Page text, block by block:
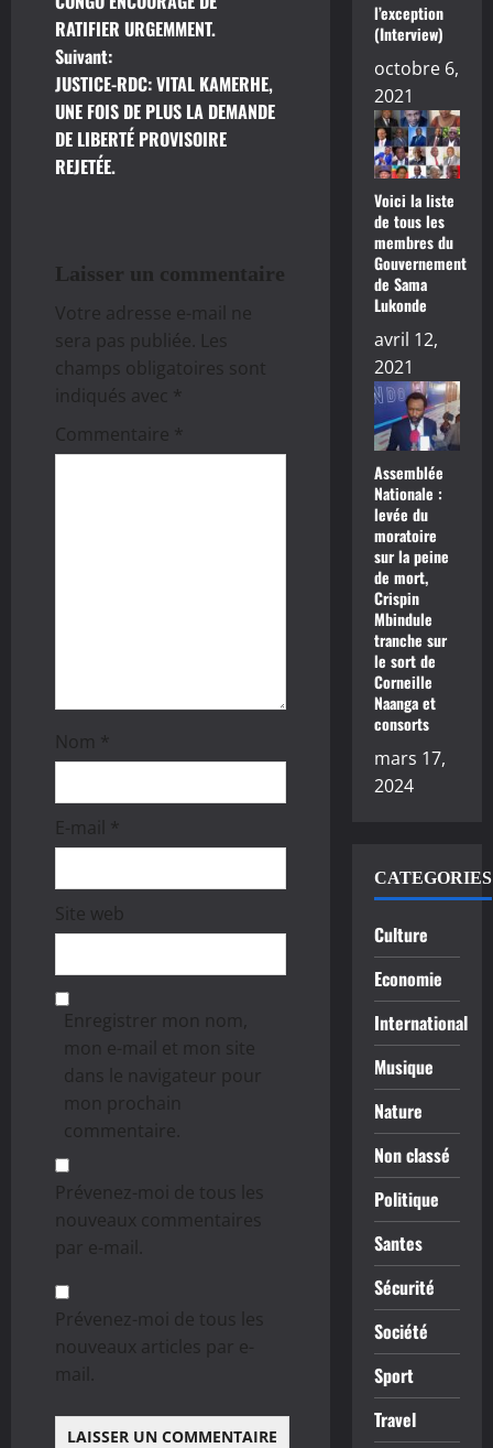
v
i
g
a
o
n
d
’
l
e
RATIFIER URGEMMENT.
Suivant:
JUSTICE-RDC: VITAL KAMERHE,
UNE FOIS DE PLUS LA DEMANDE
DE LIBERTÉ PROVISOIRE
REJETÉE.
Laisser un commentaire
Votre adresse e-mail ne
sera pas publiée. Les
champs obligatoires sont
indiqués avec *
Commentaire *
Nom *
E-mail *
Site web
Enregistrer mon nom,
mon e-mail et mon site
dans le navigateur pour
mon prochain
commentaire.
Prévenez-moi de tous les
nouveaux commentaires
par e-mail.
Prévenez-moi de tous les
nouveaux articles par e-
mail.
l’exception
(Interview)
octobre 6,
2021
Voici la liste
de tous les
membres du
Gouvernement
de Sama
Lukonde
avril 12,
2021
Assemblée
Nationale :
levée du
moratoire
sur la peine
de mort,
Crispin
Mbindule
tranche sur
le sort de
Corneille
Naanga et
consorts
mars 17,
2024
CATEGORIES
Culture
Economie
International
Musique
Nature
Non classé
Politique
Santes
Sécurité
Société
Sport
Travel